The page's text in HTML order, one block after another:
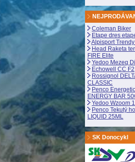
Coleman Biker
Etape dres
Alpisport
Head Raketa
FIRE Elite
Yedoo Mezeq
Echowell CC F2
Rossignol
CLASSIC
Penco
ENERGY BAR
Yedoo Wzoom
Penco Tekutý
LIQUID 25ML
SK Donocykl